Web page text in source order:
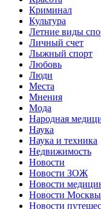
Криминал
Культура
Летние виды
Личный счет
Лыжный спорт
Любовь
Люди
Места
Мнения
Мода
Народная
Наука
Наука и техника
Недвижимость
Новости
Новости ЗОЖ
Новости
Новости Москвы
Новости